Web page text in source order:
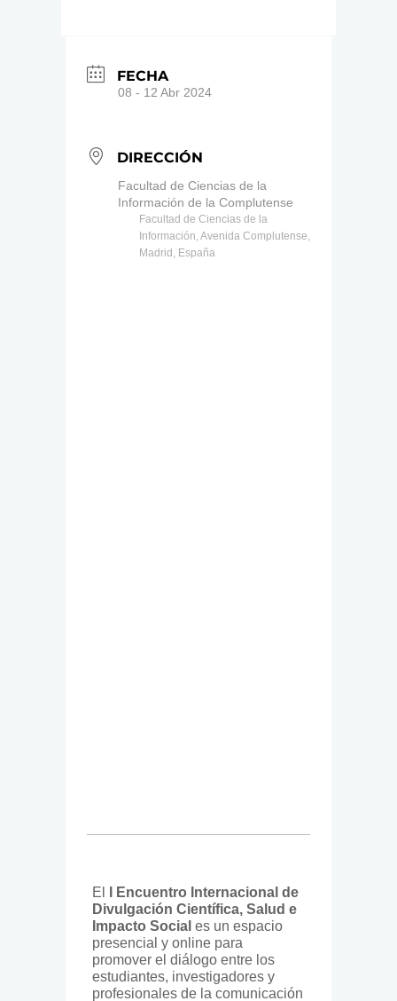
FECHA
08 - 12 Abr 2024
DIRECCIÓN
Facultad de Ciencias de la
Información de la Complutense
Facultad de Ciencias de la
Información, Avenida Complutense,
Madrid, España
El
I Encuentro Internacional de
Divulgación Científica, Salud e
Impacto Social es un espacio
presencial y online para
promover el diálogo entre los
estudiantes, investigadores y
profesionales de la comunicación